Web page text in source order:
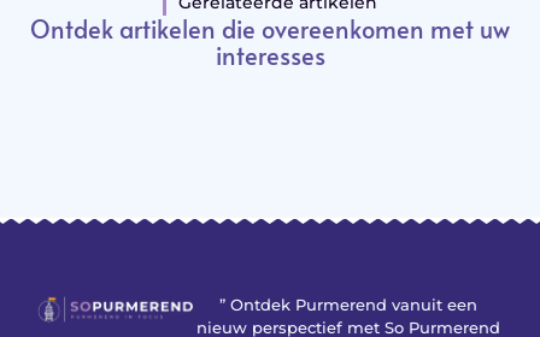
Ontdek artikelen die overeenkomen met uw
interesses
” Ontdek Purmerend vanuit een
nieuw perspectief met So Purmerend